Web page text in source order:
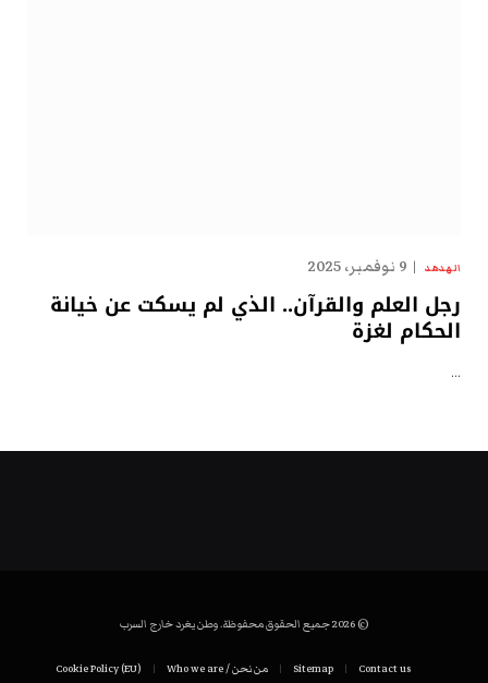
الهدهد 9 نوفمبر، 2025
رجل العلم والقرآن.. الذي لم يسكت عن خيانة
الحكام لغزة
…
© 2026 جميع الحقوق محفوظة. وطن يغرد خارج السرب
Contact us
Sitemap من نحن / Who we are Cookie Policy (EU)